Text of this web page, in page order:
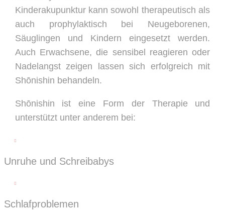
Kinderakupunktur kann sowohl therapeutisch als
auch prophylaktisch bei Neugeborenen,
Säuglingen und Kindern eingesetzt werden.
Auch Erwachsene, die sensibel reagieren oder
Nadelangst zeigen lassen sich erfolgreich mit
Shōnishin behandeln.
Shōnishin ist eine Form der Therapie und
unterstützt unter anderem bei:

Unruhe und Schreibabys

Schlafproblemen